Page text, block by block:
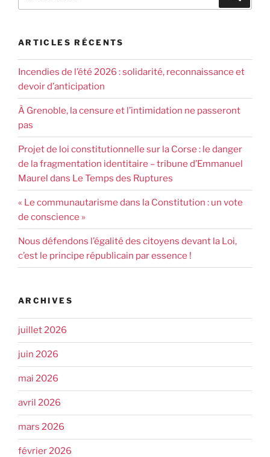
ARTICLES RÉCENTS
Incendies de l’été 2026 : solidarité, reconnaissance et
devoir d’anticipation
À Grenoble, la censure et l’intimidation ne passeront
pas
Projet de loi constitutionnelle sur la Corse : le danger
de la fragmentation identitaire – tribune d’Emmanuel
Maurel dans Le Temps des Ruptures
« Le communautarisme dans la Constitution : un vote
de conscience »
Nous défendons l’égalité des citoyens devant la Loi,
c’est le principe républicain par essence !
ARCHIVES
juillet 2026
juin 2026
mai 2026
avril 2026
mars 2026
février 2026